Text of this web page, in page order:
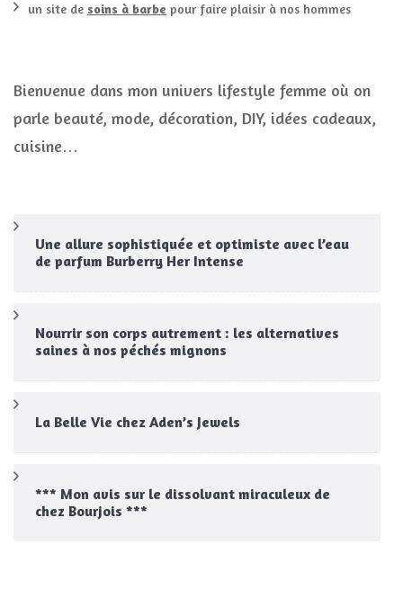
un site de soins à barbe pour faire plaisir à nos hommes
Bienvenue dans mon univers lifestyle femme où on
parle beauté, mode, décoration, DIY, idées cadeaux,
cuisine…
Une allure sophistiquée et optimiste avec l’eau
de parfum Burberry Her Intense
Nourrir son corps autrement : les alternatives
saines à nos péchés mignons
La Belle Vie chez Aden’s Jewels
*** Mon avis sur le dissolvant miraculeux de
chez Bourjois ***